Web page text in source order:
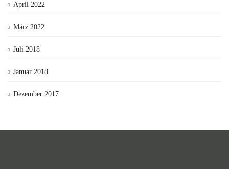
April 2022
März 2022
Juli 2018
Januar 2018
Dezember 2017